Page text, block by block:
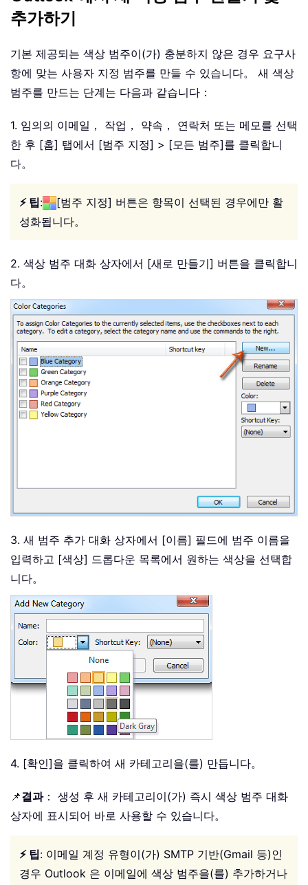
추가하기
기본 제공되는 색상 범주이(가) 충분하지 않은 경우 요구사
항에 맞는 사용자 지정 범주를 만들 수 있습니다。 새 색상
범주를 만드는 단계는 다음과 같습니다：
1. 임의의 이메일， 작업， 약속， 연락처 또는 메모를 선택
한 후 [홈] 탭에서 [범주 지정] > [모든 범주]를 클릭합니
다。
⚡ 팁:
[범주 지정] 버튼은 항목이 선택된 경우에만 활
성화됩니다。
2. 색상 범주 대화 상자에서 [새로 만들기] 버튼을 클릭합니
다。
3. 새 범주 추가 대화 상자에서 [이름] 필드에 범주 이름을
입력하고 [색상] 드롭다운 목록에서 원하는 색상을 선택합
니다。
4. [확인]을 클릭하여 새 카테고리을(를) 만듭니다。
📌결과： 생성 후 새 카테고리이(가) 즉시 색상 범주 대화
상자에 표시되어 바로 사용할 수 있습니다。
⚡ 팁: 이메일 계정 유형이(가) SMTP 기반(Gmail 등)인
경우 Outlook 은 이메일에 색상 범주을(를) 추가하거나